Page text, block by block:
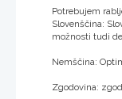
Potrebujem
Slovenščina:
možnosti tudi
Nemščina:
Zgodovina: